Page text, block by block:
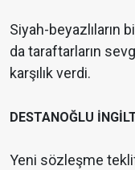
Siyah-beyazlıların
da taraftarların
karşılık verdi.
DESTANOĞLU
Yeni sözleşme